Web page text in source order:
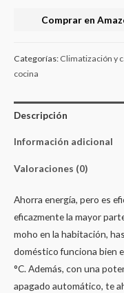
Comprar en
Categorías: Climatización y
cocina
Descripción
Información adicional
Valoraciones (0)
Ahorra energía, pero es
eficazmente la mayor
moho en la habitación,
doméstico funciona bien
°C. Además, con una
apagado automático, te